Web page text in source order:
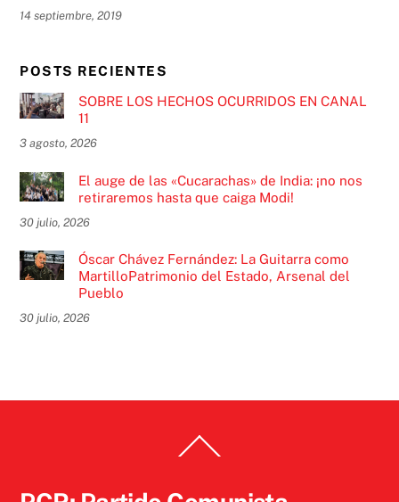
14 septiembre, 2019
POSTS RECIENTES
SOBRE LOS HECHOS OCURRIDOS EN CANAL
11
3 agosto, 2026
El auge de las «Cucarachas» de India: ¡no nos
retiraremos hasta que caiga Modi!
30 julio, 2026
Óscar Chávez Fernández: La Guitarra como
MartilloPatrimonio del Estado, Arsenal del
Pueblo
30 julio, 2026
To